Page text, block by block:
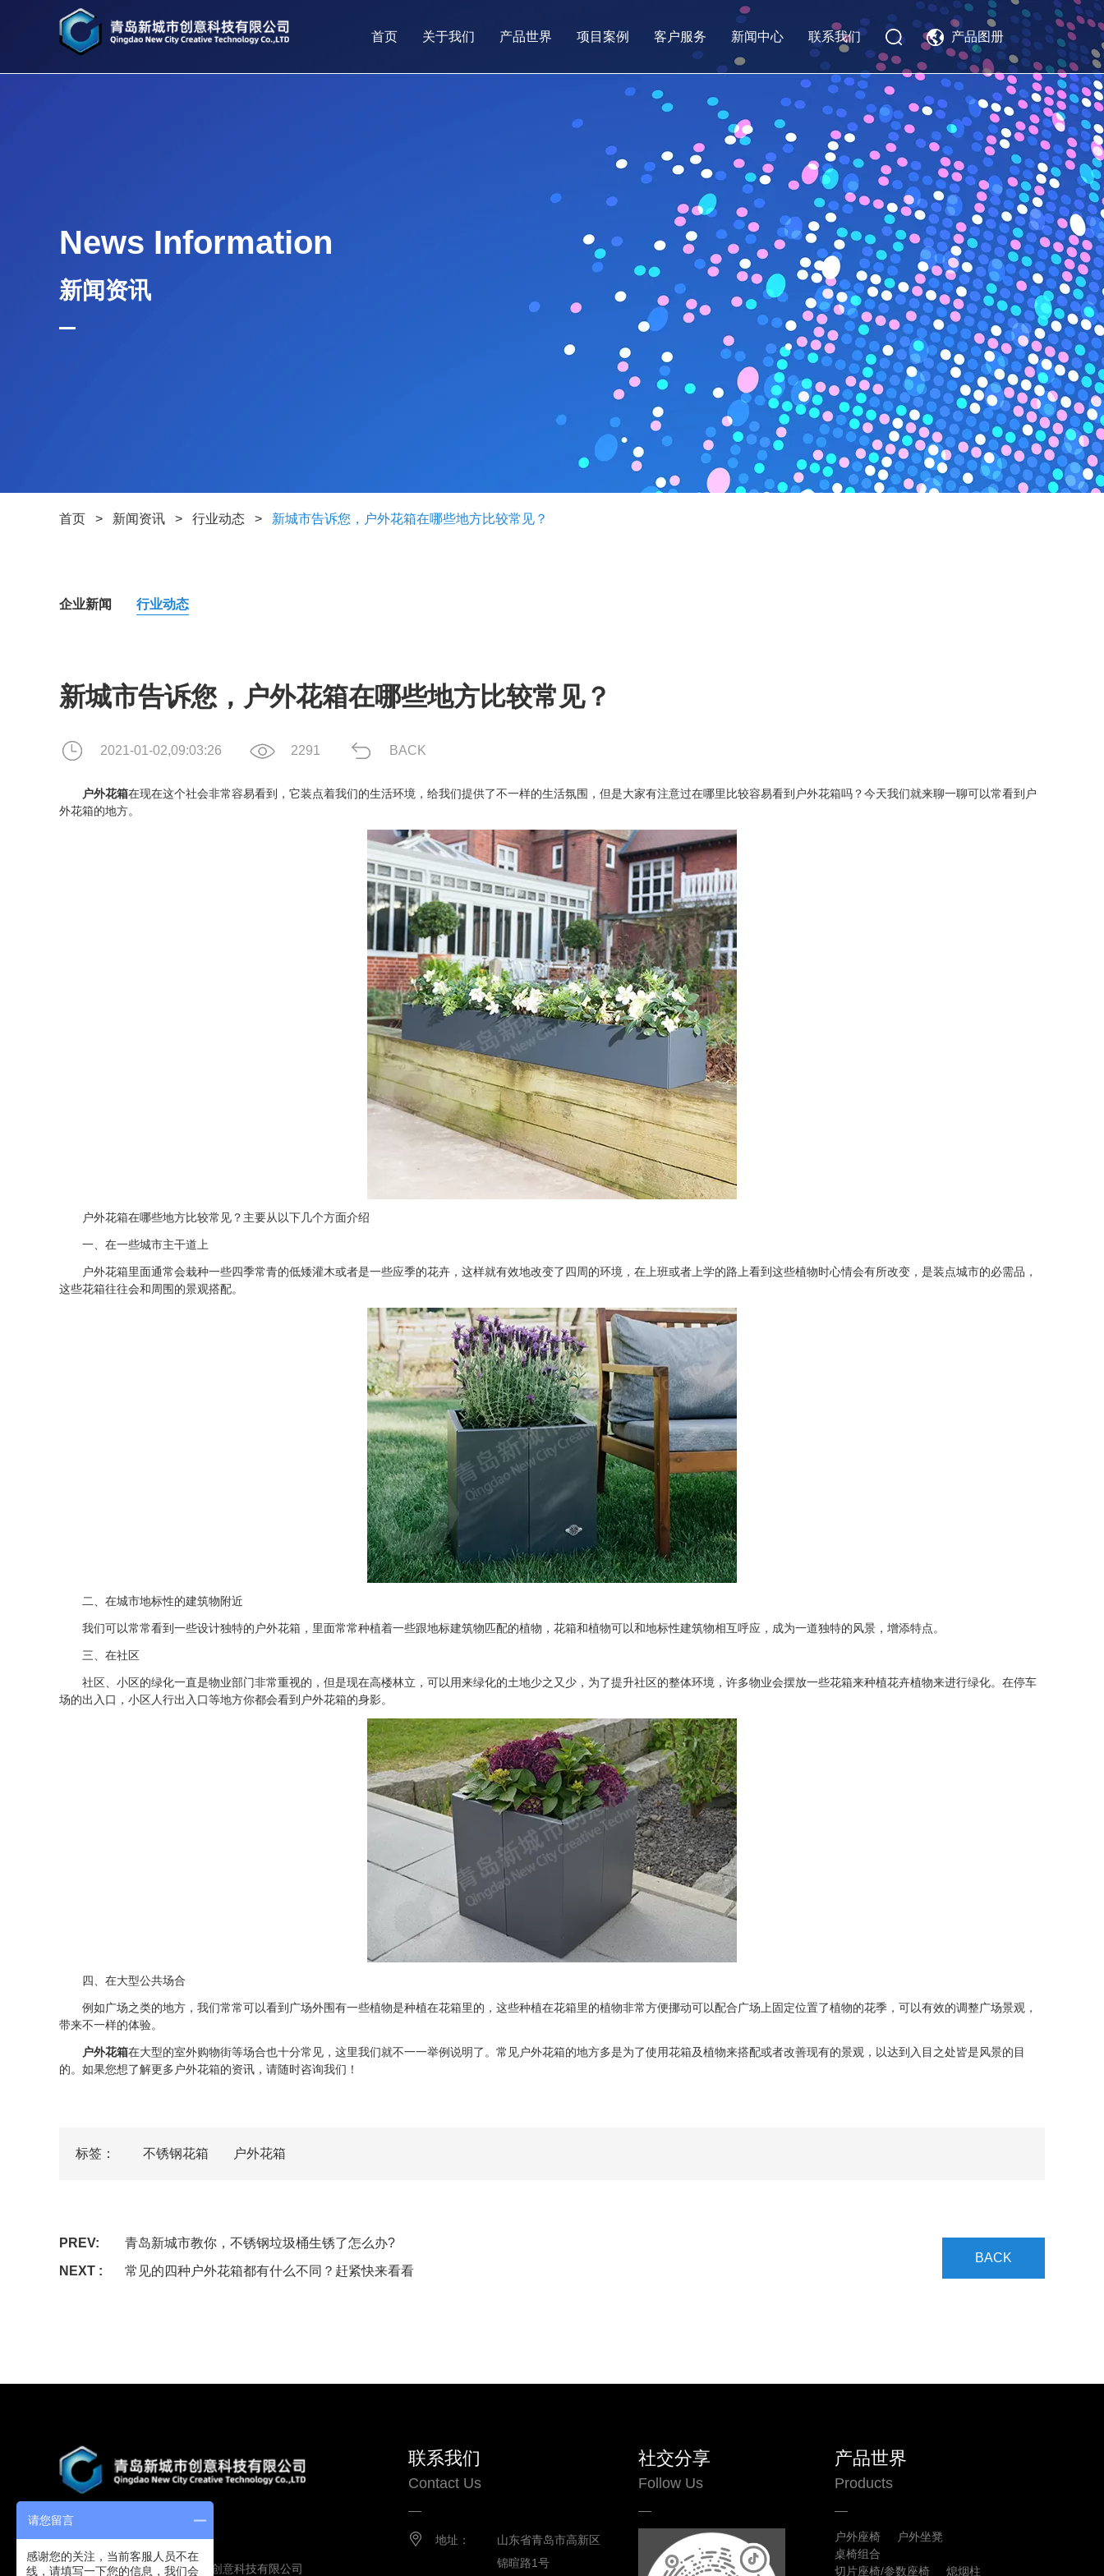
首页 关于我们 产品世界 项目案例 客户服务 新闻中心 联系我们 产品图册
News Information
新闻资讯
首页 > 新闻资讯 > 行业动态 > 新城市告诉您，户外花箱在哪些地方比较常见？
企业新闻 行业动态
新城市告诉您，户外花箱在哪些地方比较常见？
2021-01-02,09:03:26 2291 BACK
户外花箱在现在这个社会非常容易看到，它装点着我们的生活环境，给我们提供了不一样的生活氛围，但是大家有注意过在哪里比较容易看到户外花箱吗？今天我们就来聊一聊可以常看到户
外花箱的地方。
户外花箱在哪些地方比较常见？主要从以下几个方面介绍
一、在一些城市主干道上
户外花箱里面通常会栽种一些四季常青的低矮灌木或者是一些应季的花卉，这样就有效地改变了四周的环境，在上班或者上学的路上看到这些植物时心情会有所改变，是装点城市的必需品，
这些花箱往往会和周围的景观搭配。
二、在城市地标性的建筑物附近
我们可以常常看到一些设计独特的户外花箱，里面常常种植着一些跟地标建筑物匹配的植物，花箱和植物可以和地标性建筑物相互呼应，成为一道独特的风景，增添特点。
三、在社区
社区、小区的绿化一直是物业部门非常重视的，但是现在高楼林立，可以用来绿化的土地少之又少，为了提升社区的整体环境，许多物业会摆放一些花箱来种植花卉植物来进行绿化。在停车
场的出入口，小区人行出入口等地方你都会看到户外花箱的身影。
四、在大型公共场合
例如广场之类的地方，我们常常可以看到广场外围有一些植物是种植在花箱里的，这些种植在花箱里的植物非常方便挪动可以配合广场上固定位置了植物的花季，可以有效的调整广场景观，
带来不一样的体验。
户外花箱在大型的室外购物街等场合也十分常见，这里我们就不一一举例说明了。常见户外花箱的地方多是为了使用花箱及植物来搭配或者改善现有的景观，以达到入目之处皆是风景的目
的。如果您想了解更多户外花箱的资讯，请随时咨询我们！
标签： 不锈钢花箱 户外花箱
PREV:
青岛新城市教你，不锈钢垃圾桶生锈了怎么办?
NEXT :
常见的四种户外花箱都有什么不同？赶紧快来看看
BACK
Copyright © 2019 青岛新城市创意科技有限公司
联系我们
Contact Us
地址：
山东省青岛市高新区
锦暄路1号
社交分享
Follow Us
产品世界
Products
户外座椅
户外坐凳
桌椅组合
切片座椅/参数座椅
熄烟柱
请您留言
感谢您的关注，当前客服人员不在
线，请填写一下您的信息，我们会